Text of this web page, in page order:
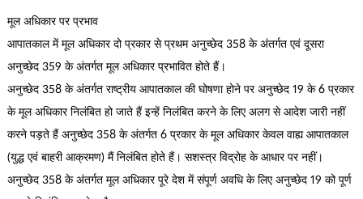
मूल अधिकार पर प्रभाव
आपातकाल में मूल अधिकार दो प्रकार से प्रथम अनुच्छेद 358 के अंतर्गत एवं दूसरा
अनुच्छेद 359 के अंतर्गत मूल अधिकार प्रभावित होते हैं।
अनुच्छेद 358 के अंतर्गत राष्ट्रीय आपातकाल की घोषणा होने पर अनुच्छेद 19 के 6 प्रकार
के मूल अधिकार निलंबित हो जाते हैं इन्हें निलंबित करने के लिए अलग से आदेश जारी नहीं
करने पड़ते हैं अनुच्छेद 358 के अंतर्गत 6 प्रकार के मूल अधिकार केवल वाह्य आपातकाल
(युद्ध एवं बाहरी आक्रमण) मैं निलंबित होते हैं। सशस्त्र विद्रोह के आधार पर नहीं।
अनुच्छेद 358 के अंतर्गत मूल अधिकार पूरे देश में संपूर्ण अवधि के लिए अनुच्छेद 19 को पूर्ण